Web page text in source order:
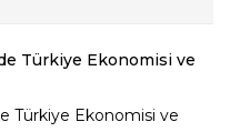
Türkiye Ekonomisi ve
Türkiye Ekonomisi ve